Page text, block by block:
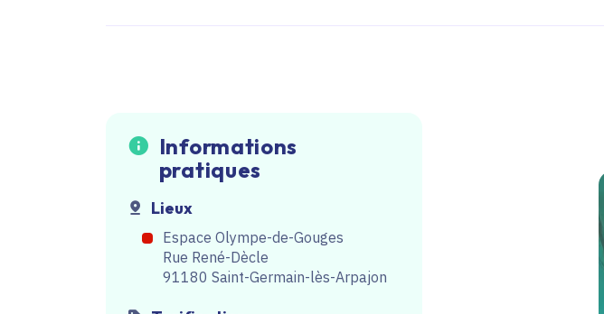
Informations
pratiques
Lieux
Espace Olympe-de-Gouges
Rue René-Dècle
91180 Saint-Germain-lès-Arpajon